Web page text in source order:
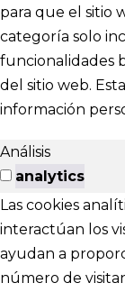
para que el sitio
categoría solo
funcionalidades
del sitio web.
información
Análisis
analytics
Las cookies
interactúan los
ayudan a
número de